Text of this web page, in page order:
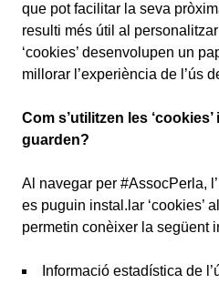
que pot facilitar la seva
resulti més útil al
‘cookies’ desenvolupen un
millorar l’experiència de l’ús
Com s’utilitzen les
guarden?
Al navegar per #AssocPerla,
es puguin instal.lar ‘cookies’
permetin conèixer la següent
Informació estadística de